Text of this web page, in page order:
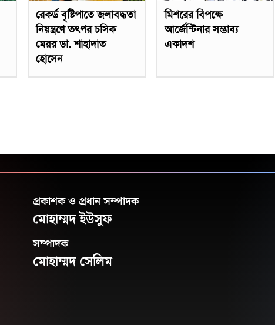
রেকর্ড বৃষ্টিপাতে জলাবদ্ধতা
নিয়ন্ত্রণে তৎপর চসিক
মেয়র ডা. শাহাদাত
হোসেন
মিশরের বিপক্ষে
আর্জেন্টিনার সম্ভাব্য
একাদশ
প্রকাশক ও প্রধান সম্পাদক
মোহাম্মদ ইউসুফ
সম্পাদক
মোহাম্মদ সেলিম